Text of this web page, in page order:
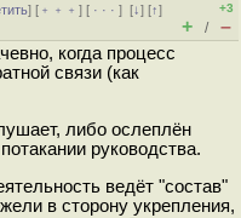
] [ ﹢﹢﹢] [ · · ·][↓] [↑]
+3
+ / –
когда процесс
связи (как
либо ослеплён
руководства.
ведёт "состав"
в сторону укрепления,